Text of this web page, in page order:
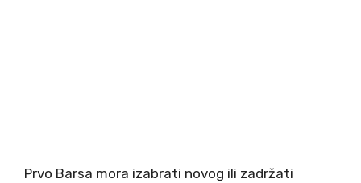
Prvo Barsa mora izabrati novog ili zadržati